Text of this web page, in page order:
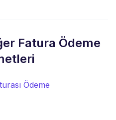
Fatura Ödeme
Ödeme